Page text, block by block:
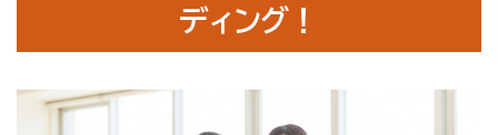
プライバシーポリシー
お問合せ・無料体験予約
ディング！